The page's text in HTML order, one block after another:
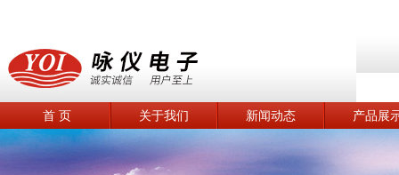
首 页 关于我们 新闻动态 产品展